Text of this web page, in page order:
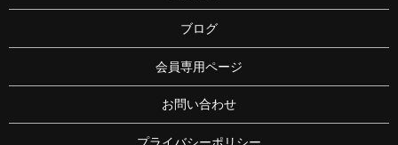
ブログ
会員専用ページ
お問い合わせ
プライバシーポリシー